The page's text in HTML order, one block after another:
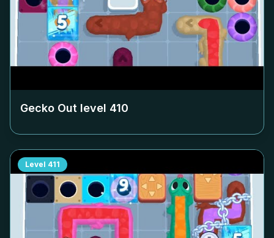
Gecko Out level 410
Level 411